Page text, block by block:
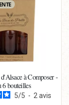
à Composer -
6 bouteilles
5/5 - 2avis